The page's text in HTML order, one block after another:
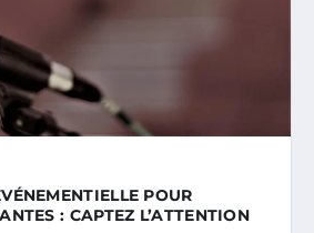
POUR
: CAPTEZ L’ATTENTION